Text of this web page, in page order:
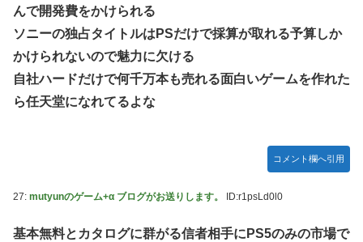
んで開発費をかけられる
ソニーの独占タイトルはPSだけで採算が取れる予算しか
かけられないので魅力に欠ける
自社ハードだけで何千万本も売れる面白いゲームを作れた
ら任天堂になれてるよな
コメント欄へ引用
27: mutyunのゲーム+α ブログがお送りします。 ID:r1psLd0l0
基本無料とカタログに群がる信者相手にPS5のみの市場で